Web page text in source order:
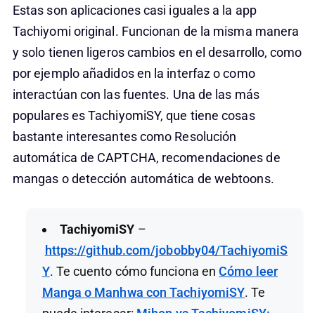
Estas son aplicaciones casi iguales a la app
Tachiyomi original. Funcionan de la misma manera
y solo tienen ligeros cambios en el desarrollo, como
por ejemplo añadidos en la interfaz o como
interactúan con las fuentes. Una de las más
populares es TachiyomiSY, que tiene cosas
bastante interesantes como Resolución
automática de CAPTCHA, recomendaciones de
mangas o detección automática de webtoons.
TachiyomiSY –
https://github.com/jobobby04/TachiyomiS
Y. Te cuento cómo funciona enCómo leer
Manga o Manhwa con TachiyomiSY. Te